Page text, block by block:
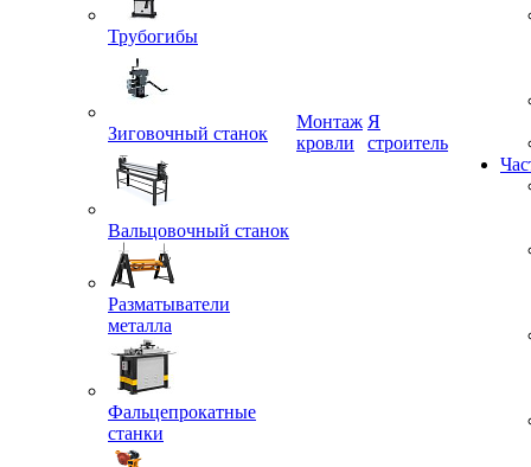
Трубогибы
Зиговочный станок
Вальцовочный станок
Разматыватели
металла
Фальцепрокатные
станки
Монтаж
кровли
Я
строитель